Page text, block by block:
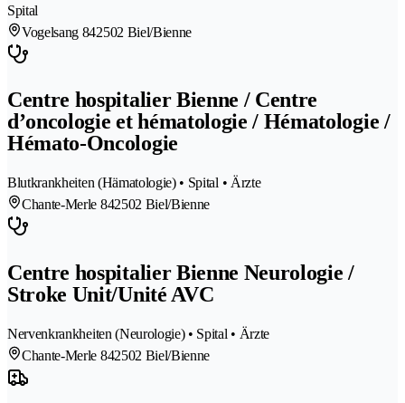
Spital
Vogelsang 842502 Biel/Bienne
Centre hospitalier Bienne / Centre
d’oncologie et hématologie / Hématologie /
Hémato-Oncologie
Blutkrankheiten (Hämatologie) • Spital • Ärzte
Chante-Merle 842502 Biel/Bienne
Centre hospitalier Bienne Neurologie /
Stroke Unit/Unité AVC
Nervenkrankheiten (Neurologie) • Spital • Ärzte
Chante-Merle 842502 Biel/Bienne